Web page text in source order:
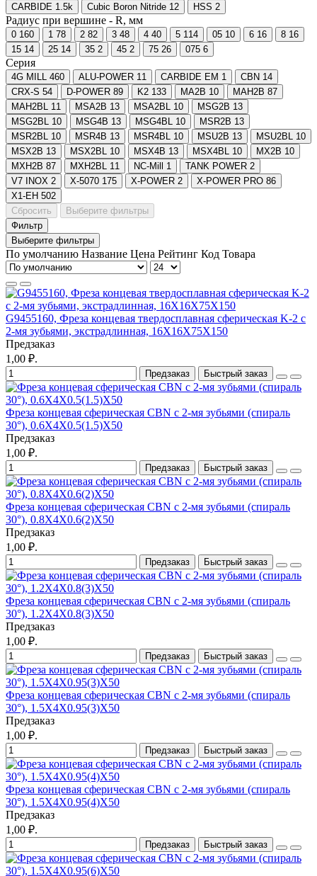
CARBIDE 1.5k Cubic Boron Nitride 12 HSS 2
Радиус при вершине - R, мм
0 160 1 78 2 82 3 48 4 40 5 114 05 10 6 16 8 16
15 14 25 14 35 2 45 2 75 26 075 6
Серия
4G MILL 460 ALU-POWER 11 CARBIDE EM 1 CBN 14
CRX-S 54 D-POWER 89 K2 133 MA2B 10 MAH2B 87
MAH2BL
11 MSA2B 13 MSA2BL 10 MSG2B 13
MSG2BL
10 MSG4B 13 MSG4BL 10 MSR2B 13
MSR2BL
10 MSR4B 13 MSR4BL 10 MSU2B 13 MSU2BL
10
MSX2B 13 MSX2BL 10 MSX4B 13 MSX4BL 10 MX2B 10
MXH2B 87 MXH2BL 11 NC-Mill 1 TANK POWER 2
V7 INOX 2 X-5070 175 X-POWER 2 X-POWER PRO 86
X1-EH 502
Сбросить
Выберите фильтры
Фильтр
Выберите фильтры
По умолчанию Название Цена Рейтинг Код Товара
G9455160, Фреза концевая твердосплавная сферическая K-2 с
2-мя зубьями, экстрадлинная, 16X16X75X150
Предзаказ
1,00 ₽.
Предзаказ Быстрый заказ
Фреза концевая сферическая CBN с 2-мя зубьями (спираль
30°), 0.6X4X0.5(1.5)X50
Предзаказ
1,00 ₽.
Предзаказ Быстрый заказ
Фреза концевая сферическая CBN с 2-мя зубьями (спираль
30°), 0.8X4X0.6(2)X50
Предзаказ
1,00 ₽.
Предзаказ Быстрый заказ
Фреза концевая сферическая CBN с 2-мя зубьями (спираль
30°), 1.2X4X0.8(3)X50
Предзаказ
1,00 ₽.
Предзаказ Быстрый заказ
Фреза концевая сферическая CBN с 2-мя зубьями (спираль
30°), 1.5X4X0.95(3)X50
Предзаказ
1,00 ₽.
Предзаказ Быстрый заказ
Фреза концевая сферическая CBN с 2-мя зубьями (спираль
30°), 1.5X4X0.95(4)X50
Предзаказ
1,00 ₽.
Предзаказ Быстрый заказ